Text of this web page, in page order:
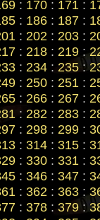
: 170: 171 :
: 186: 187:
: 202 : 203 :
: 218: 219:
: 234: 235:
: 250: 251 :
: 266: 267:
: 282 : 283:
: 298 : 299 :
: 314: 315:
: 330: 331 :
: 346: 347:
: 362 : 363:
: 378: 379: